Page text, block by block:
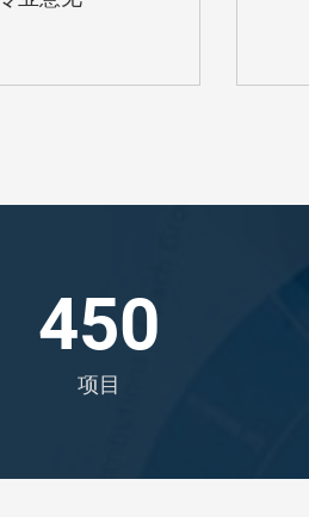
450
项目